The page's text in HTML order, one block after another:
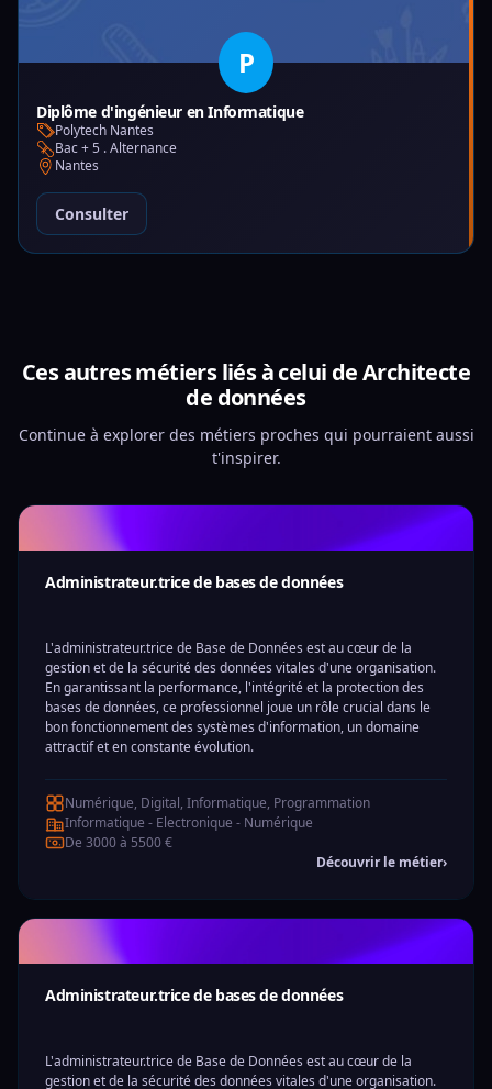
P
Diplôme d'ingénieur en Informatique
Polytech Nantes
Bac + 5 . Alternance
Nantes
Consulter
Ces autres métiers liés à celui de Architecte
de données
Continue à explorer des métiers proches qui pourraient aussi
t'inspirer.
Administrateur.trice de bases de données
L'administrateur.trice de Base de Données est au cœur de la
gestion et de la sécurité des données vitales d'une organisation.
En garantissant la performance, l'intégrité et la protection des
bases de données, ce professionnel joue un rôle crucial dans le
bon fonctionnement des systèmes d'information, un domaine
attractif et en constante évolution.
Numérique, Digital, Informatique, Programmation
Informatique - Electronique - Numérique
De 3000 à 5500 €
Découvrir le métier›
Administrateur.trice de bases de données
L'administrateur.trice de Base de Données est au cœur de la
gestion et de la sécurité des données vitales d'une organisation.